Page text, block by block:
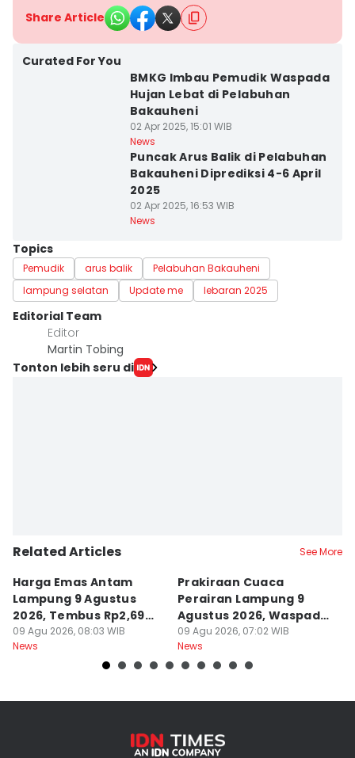
Share Article
Curated For You
BMKG Imbau Pemudik Waspada
Hujan Lebat di Pelabuhan
Bakauheni
02 Apr 2025, 15:01 WIB
News
Puncak Arus Balik di Pelabuhan
Bakauheni Diprediksi 4-6 April
2025
02 Apr 2025, 16:53 WIB
News
Topics
Pemudik arus balik
Pelabuhan Bakauheni
lampung selatan
Update me lebaran 2025
Editorial Team
Editor
Martin Tobing
Tonton lebih seru di
Related Articles See More
Harga Emas Antam
Lampung 9 Agustus
2026, Tembus Rp2,69
Juta
09 Agu 2026, 08:03 WIB
News
Prakiraan Cuaca
Perairan Lampung 9
Agustus 2026, Waspada
Ombak
09 Agu 2026, 07:02 WIB
News